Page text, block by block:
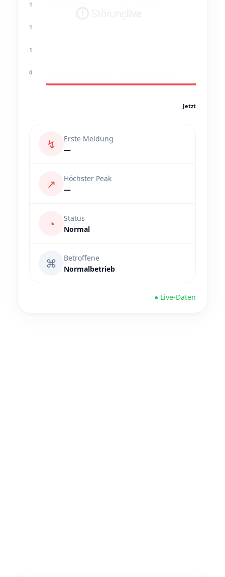
1
1
1
0
Jetzt
↯
Erste Meldung
—
↗
Höchster Peak
—
◔
Status
Normal
⌘
Betroffene
Normalbetrieb
● Live-Daten